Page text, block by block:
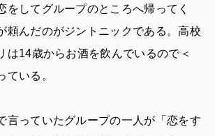
をしてグループのところへ帰ってく
頼んだのがジントニックである。高校
は14歳からお酒を飲んでいるので＜
ている。
言っていたグループの一人が「恋をす